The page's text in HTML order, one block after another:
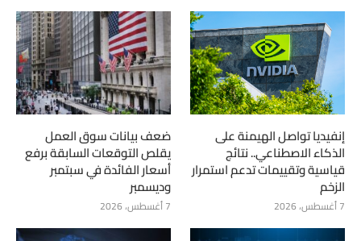
إنفيديا تواصل الهيمنة على
الذكاء الاصطناعي.. نتائج
قياسية وتقييمات تدعم استمرار
الزخم
7 أغسطس، 2026
ضعف بيانات سوق العمل
يقلص التوقعات السابقة برفع
أسعار الفائدة في سبتمبر
وديسمبر
7 أغسطس، 2026